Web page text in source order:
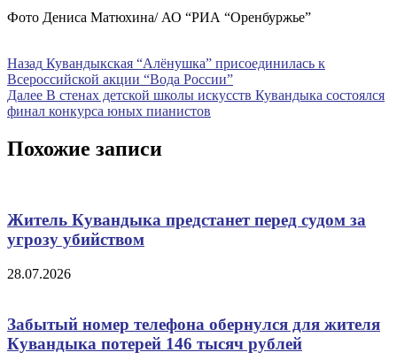
Фото Дениса Матюхина/ АО “РИА “Оренбуржье”
Навигация
по
записям
Назад Предыдущая
запись
Кувандыкская “Алёнушка” присоединилась к
Всероссийской акции “Вода России”
Далее Следующая
запись
В стенах детской школы искусств Кувандыка состоялся
финал конкурса юных пианистов
Похожие записи
Житель Кувандыка предстанет перед судом за
угрозу убийством
28.07.2026
Забытый номер телефона обернулся для жителя
Кувандыка потерей 146 тысяч рублей